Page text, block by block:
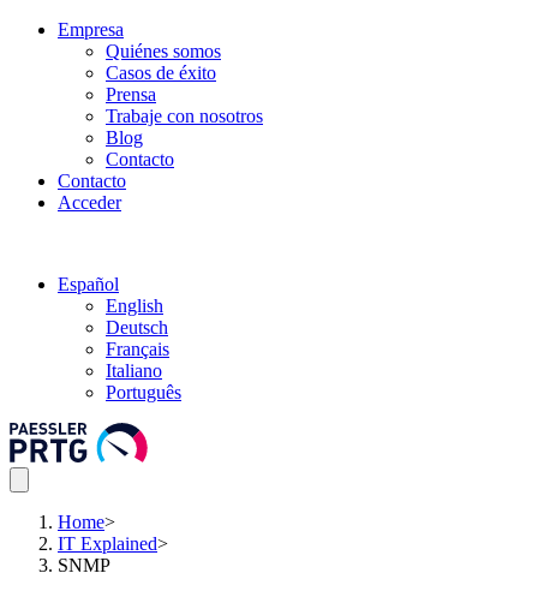
Empresa
Quiénes somos
Casos de éxito
Prensa
Trabaje con nosotros
Blog
Contacto
Contacto
Acceder
Español
English
Deutsch
Français
Italiano
Português
Home>
IT Explained>
SNMP